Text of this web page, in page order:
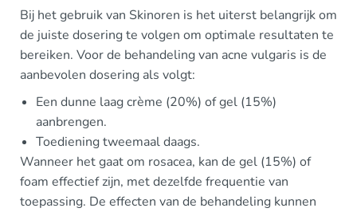
Bij het gebruik van Skinoren is het uiterst belangrijk om
de juiste dosering te volgen om optimale resultaten te
bereiken. Voor de behandeling van acne vulgaris is de
aanbevolen dosering als volgt:
Een dunne laag crème (20%) of gel (15%)
aanbrengen.
Toediening tweemaal daags.
Wanneer het gaat om rosacea, kan de gel (15%) of
foam effectief zijn, met dezelfde frequentie van
toepassing. De effecten van de behandeling kunnen